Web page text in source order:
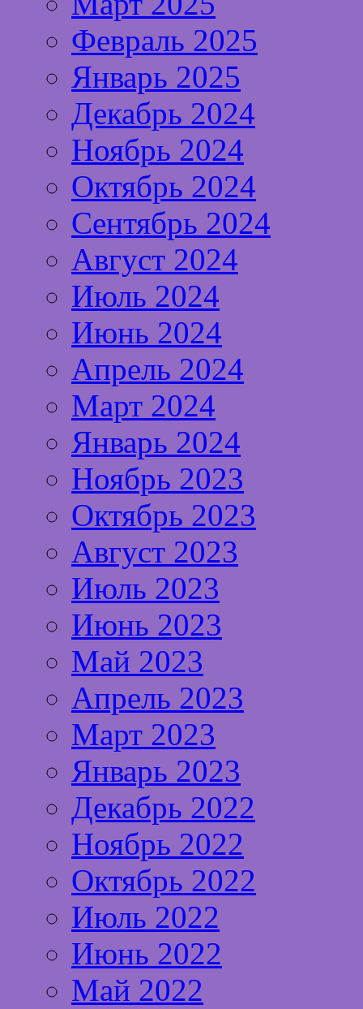
Февраль 2025
Январь 2025
Декабрь 2024
Ноябрь 2024
Октябрь 2024
Сентябрь 2024
Август 2024
Июль 2024
Июнь 2024
Апрель 2024
Март 2024
Январь 2024
Ноябрь 2023
Октябрь 2023
Август 2023
Июль 2023
Июнь 2023
Май 2023
Апрель 2023
Март 2023
Январь 2023
Декабрь 2022
Ноябрь 2022
Октябрь 2022
Июль 2022
Июнь 2022
Май 2022